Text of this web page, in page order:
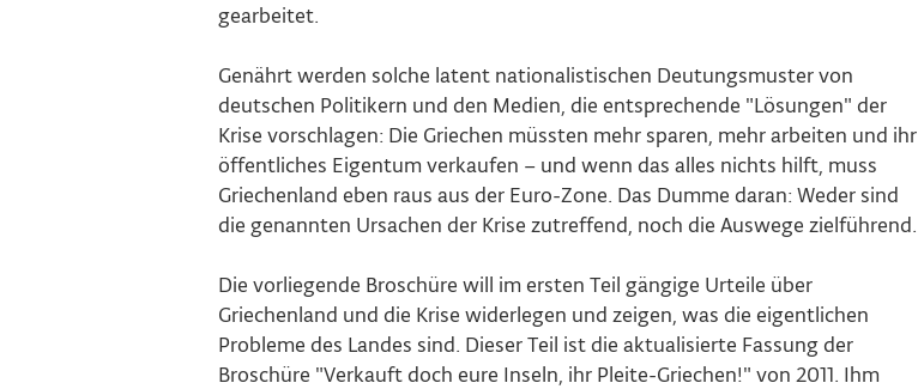
gearbeitet.
Genährt werden solche latent nationalistischen Deutungsmuster von
deutschen Politikern und den Medien, die entsprechende "Lösungen" der
Krise vorschlagen: Die Griechen müssten mehr sparen, mehr arbeiten und ihr
öffentliches Eigentum verkaufen – und wenn das alles nichts hilft, muss
Griechenland eben raus aus der Euro-Zone. Das Dumme daran: Weder sind
die genannten Ursachen der Krise zutreffend, noch die Auswege zielführend.
Die vorliegende Broschüre will im ersten Teil gängige Urteile über
Griechenland und die Krise widerlegen und zeigen, was die eigentlichen
Probleme des Landes sind. Dieser Teil ist die aktualisierte Fassung der
Broschüre "Verkauft doch eure Inseln, ihr Pleite-Griechen!" von 2011. Ihm